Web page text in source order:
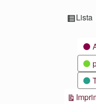
Ver
Lista
Categorías